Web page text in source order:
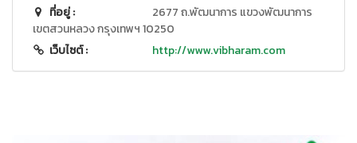
ที่อยู่ :
2677 ถ.พัฒนาการ แขวงพัฒนาการ
เขตสวนหลวง กรุงเทพฯ 10250
เว็บไซต์ :
http://www.vibharam.com